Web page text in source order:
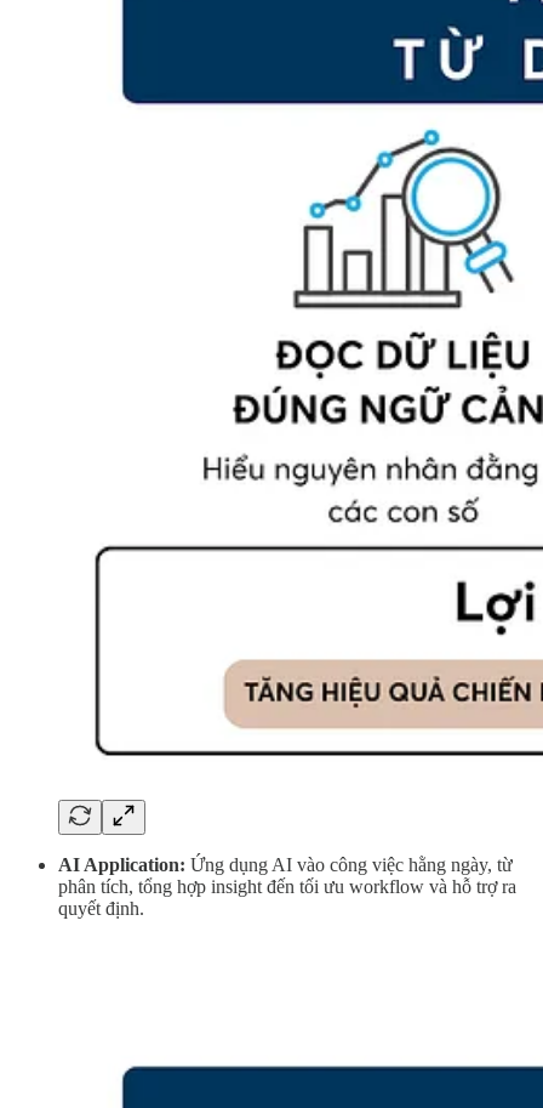
AI Application: Ứng dụng AI vào công việc hằng ngày, từ
phân tích, tổng hợp insight đến tối ưu workflow và hỗ trợ ra
quyết định.